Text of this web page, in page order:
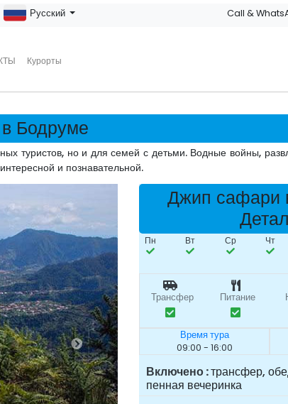
Курорты
Русский Call &
Бодруме
туристов, но и для семей с детьми. Водные войны,
и познавательной.
Джип сафари
Пн Вт Ср Чт
Трансфер Питание
Время тура
09:00 - 16:00
Включено трансфер,
пенная вечеринка